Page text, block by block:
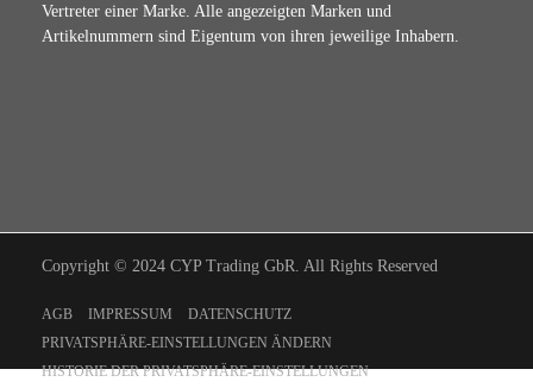
Vertreter einer Marke. Alle angezeigten Marken und
Artikelnummern sind Eigentum von ihren jeweilige Inhabern.
Copyright © 2024 CYP Trading GbR. All Rights Reserved
AGB IMPRESSUM
DATENSCHUTZ
PRIVATSPHÄRE-EINSTELLUNGEN ÄNDERN
HISTORIE DER PRIVATSPHÄRE-EINSTELLUNGEN